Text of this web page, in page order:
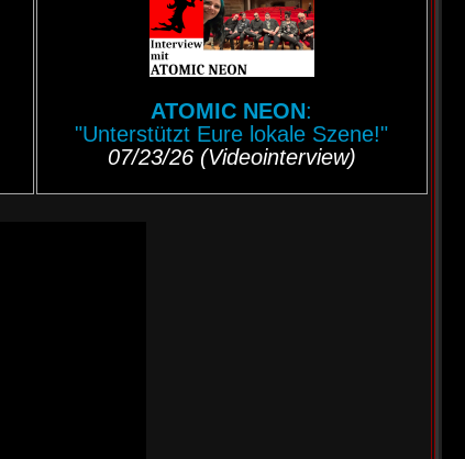
ATOMIC NEON:
"Unterstützt Eure lokale Szene!"
07/23/26 (Videointerview)